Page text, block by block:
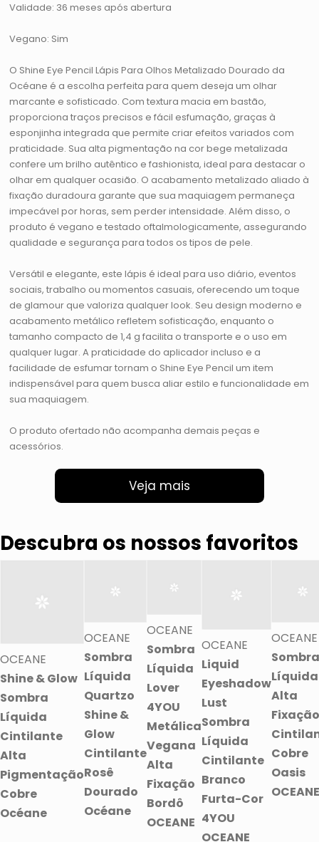
Validade: 36 meses após abertura
Vegano: Sim
O Shine Eye Pencil Lápis Para Olhos Metalizado Dourado da
Océane é a escolha perfeita para quem deseja um olhar
marcante e sofisticado. Com textura macia em bastão,
proporciona traços precisos e fácil esfumação, graças à
esponjinha integrada que permite criar efeitos variados com
praticidade. Sua alta pigmentação na cor bege metalizada
confere um brilho autêntico e fashionista, ideal para destacar o
olhar em qualquer ocasião. O acabamento metalizado aliado à
fixação duradoura garante que sua maquiagem permaneça
impecável por horas, sem perder intensidade. Além disso, o
produto é vegano e testado oftalmologicamente, assegurando
qualidade e segurança para todos os tipos de pele.
Versátil e elegante, este lápis é ideal para uso diário, eventos
sociais, trabalho ou momentos casuais, oferecendo um toque
de glamour que valoriza qualquer look. Seu design moderno e
acabamento metálico refletem sofisticação, enquanto o
tamanho compacto de 1,4 g facilita o transporte e o uso em
qualquer lugar. A praticidade do aplicador incluso e a
facilidade de esfumar tornam o Shine Eye Pencil um item
indispensável para quem busca aliar estilo e funcionalidade em
sua maquiagem.
O produto ofertado não acompanha demais peças e
acessórios.
Veja mais
Descubra os nossos favoritos
OCEANE
Shine & Glow
Sombra
Líquida
Cintilante
Alta
Pigmentação
Cobre
Océane
OCEANE
Sombra
Líquida
Quartzo
Shine &
Glow
Cintilante
Rosê
Dourado
Océane
OCEANE
Sombra
Líquida
Lover
4YOU
Metálica
Vegana
Alta
Fixação
Bordô
OCEANE
OCEANE
Liquid
Eyeshadow
Lust
Sombra
Líquida
Cintilante
Branco
Furta-Cor
4YOU
OCEANE
OCEANE
Sombra
Líquida
Alta
Fixação
Cobre
Oasis
OCEANE